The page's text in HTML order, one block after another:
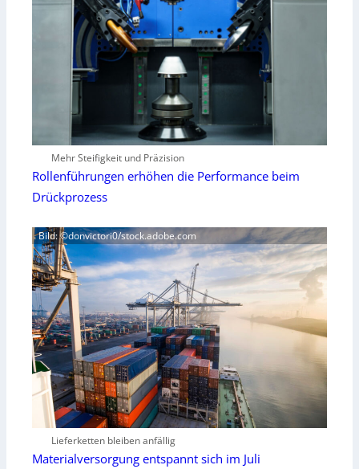
Mehr Steifigkeit und Präzision
Rollenführungen erhöhen die Performance beim
Drückprozess
Bild: ©donvictori0/stock.adobe.com
Lieferketten bleiben anfällig
Materialversorgung entspannt sich im Juli